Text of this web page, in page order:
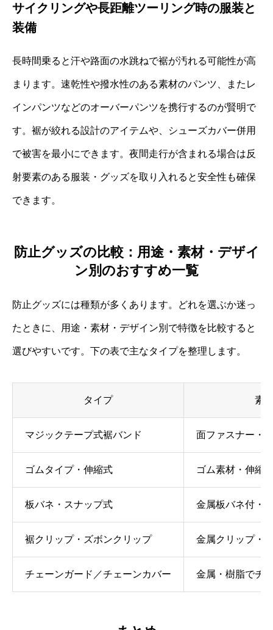
サイクリングや長距離ツーリング時の服装と
装備
長時間乗ると汗や路面の水跳ねで裾が汚れる可能性が高
まります。速乾性や撥水性のある素材のパンツ、またレ
インパンツなどのオーバーパンツを携行するのが賢明で
す。裾が絞れる設計のアイテムや、シューズカバー併用
で被害を最小にできます。夜間走行が含まれる場合は反
射要素のある服装・グッズを取り入れると安全性も確保
できます。
防止グッズの比較：用途・素材・デザイ
ン別のおすすめ一覧
防止グッズには種類が多くあります。どれを選ぶか迷っ
たときに、用途・素材・デザイン別で特徴を比較すると
選びやすいです。下の表で主なタイプを整理します。
タイプ 素
マジックテープ式裾バンド 面ファスナー・
ゴムタイプ・伸縮式 ゴム素材・伸縮
板バネ・スナップ式 金属板バネ付・
裾クリップ・ズボンクリップ 金属クリップ・
チェーンガード／チェーンカバー 金属・樹脂でチ